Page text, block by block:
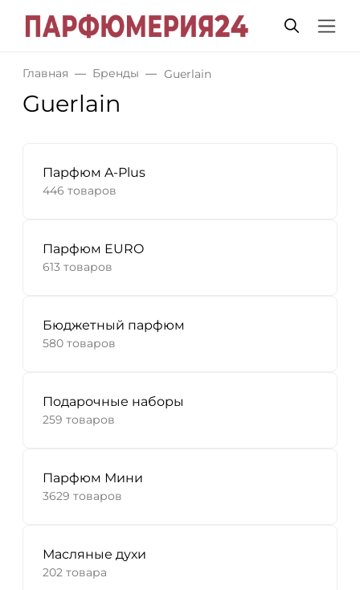
Главная Бренды Guerlain
Guerlain
Парфюм A-Plus
446 товаров
Парфюм EURO
613 товаров
Бюджетный парфюм
580 товаров
Подарочные наборы
259 товаров
Парфюм Мини
3629 товаров
Масляные духи
202 товара